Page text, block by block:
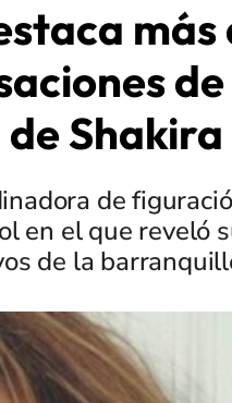
más
Shakira
de
en el que reveló
de la